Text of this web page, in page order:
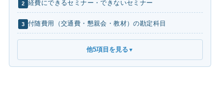
2 経費にできるセミナー・できないセミナー
3 付随費用（交通費・懇親会・教材）の勘定科目
他5項目を見る ▼